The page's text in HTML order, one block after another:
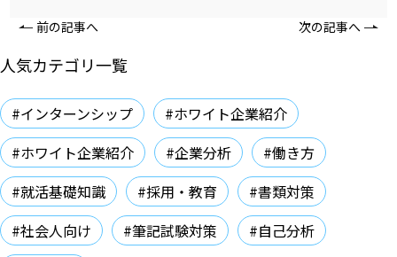
前の記事へ 次の記事へ
人気カテゴリ一覧
#インターンシップ
#ホワイト企業紹介
#ホワイト企業紹介
#企業分析
#働き方
#就活基礎知識
#採用・教育
#書類対策
#社会人向け
#筆記試験対策
#自己分析